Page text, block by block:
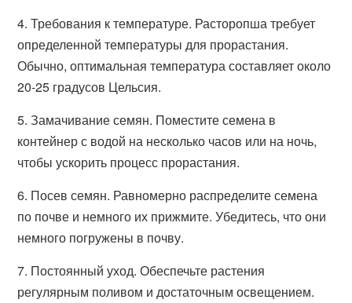
4. Требования к температуре. Расторопша требует
определенной температуры для прорастания.
Обычно, оптимальная температура составляет около
20-25 градусов Цельсия.
5. Замачивание семян. Поместите семена в
контейнер с водой на несколько часов или на ночь,
чтобы ускорить процесс прорастания.
6. Посев семян. Равномерно распределите семена
по почве и немного их прижмите. Убедитесь, что они
немного погружены в почву.
7. Постоянный уход. Обеспечьте растения
регулярным поливом и достаточным освещением.